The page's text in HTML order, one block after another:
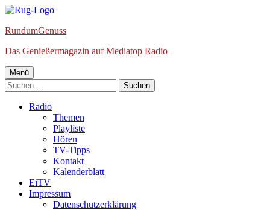
Springe
Inhalt
RundumGenuss
Das Genießermagazin auf Mediatop Radio
Primäres
Menü
Menü
Suchen
nach:
Radio
Themen
Playliste
Hören
TV-Tipps
Kontakt
Kalenderblatt
EiTV
Impressum
Datenschutzerklärung